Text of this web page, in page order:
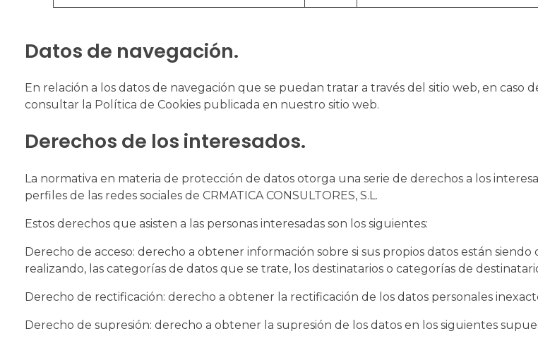
Datos de navegación.
En relación a los datos de navegación que se puedan tratar a través del sitio web, en caso
consultar la Política de Cookies publicada en nuestro sitio web.
Derechos de los interesados.
La normativa en materia de protección de datos otorga una serie de derechos a los
perfiles de las redes sociales de CRMATICA CONSULTORES, S.L.
Estos derechos que asisten a las personas interesadas son los siguientes:
Derecho de acceso: derecho a obtener información sobre si sus propios datos están
realizando, las categorías de datos que se trate, los destinatarios o categorías de
Derecho de rectificación: derecho a obtener la rectificación de los datos personales
Derecho de supresión: derecho a obtener la supresión de los datos en los siguientes